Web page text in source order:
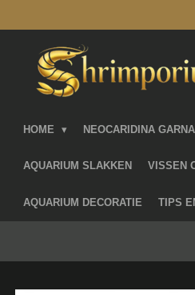
HOME NEOCARIDINA
AQUARIUM SLAKKEN VISSEN
AQUARIUM DECORATIE TIPS